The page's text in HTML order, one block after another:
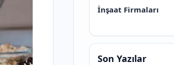
İnşaat Firmaları
Son Yazılar